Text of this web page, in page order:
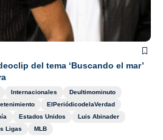
del tema ‘Buscando el mar’
Internacionales
Deultimominuto
ElPeriódicodelaVerdad
Estados Unidos
Luis Abinader
Ligas MLB